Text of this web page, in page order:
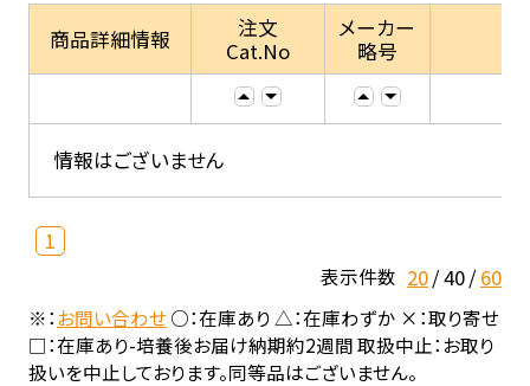
商品詳細情報
注文
Cat.No
メーカー
略号
情報はございません
1
表示件数 20 40 60
※：お問い合わせ○：在庫あり △：在庫わずか ×：取り寄せ
□：在庫あり-培養後お届け納期約2週間 取扱中止：お取り
扱いを中止しております。同等品はございません。